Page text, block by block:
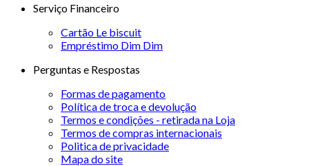
Serviço Financeiro
Cartão Le biscuit
Empréstimo Dim Dim
Perguntas e Respostas
Formas de pagamento
Política de troca e devolução
Termos e condições - retirada na Loja
Termos de compras internacionais
Politica de privacidade
Mapa do site